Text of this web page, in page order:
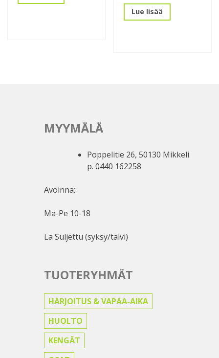
Lue lisää
MYYMÄLÄ
Poppelitie 26, 50130 Mikkeli
p. 0440 162258
Avoinna:
Ma-Pe 10-18
La Suljettu (syksy/talvi)
TUOTERYHMÄT
HARJOITUS & VAPAA-AIKA
HUOLTO
KENGÄT